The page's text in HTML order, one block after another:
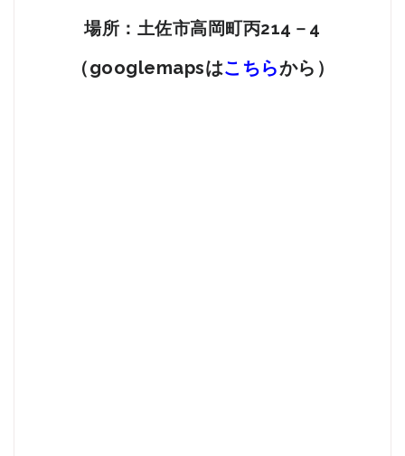
場所： 土佐市高岡町丙214－4
（googlemapsはこちらから）